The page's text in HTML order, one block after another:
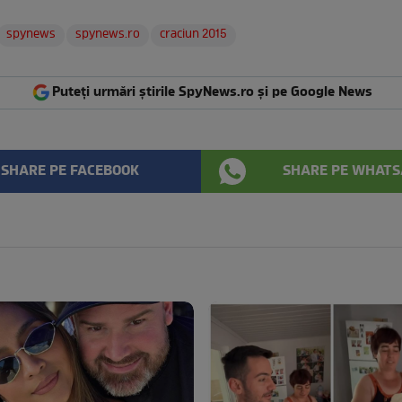
spynews spynews.ro craciun 2015
Puteți urmări știrile SpyNews.ro și pe Google News
SHARE PE FACEBOOK SHARE PE